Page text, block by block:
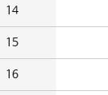
14
15
16